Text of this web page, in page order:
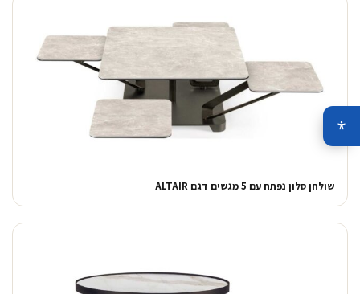
שולחן סלון נפתח עם 5 מגשים דגם ALTAIR